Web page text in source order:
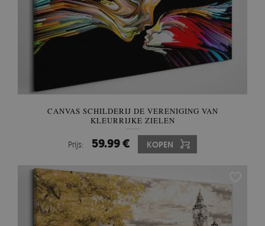
CANVAS SCHILDERIJ DE VERENIGING VAN
KLEURRIJKE ZIELEN
Prijs: 59.99 € KOPEN